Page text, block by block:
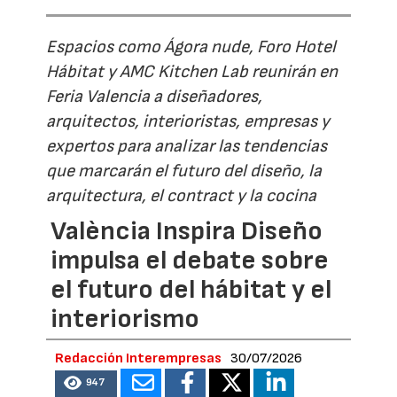
Espacios como Ágora nude, Foro Hotel
Hábitat y AMC Kitchen Lab reunirán en
Feria Valencia a diseñadores,
arquitectos, interioristas, empresas y
expertos para analizar las tendencias
que marcarán el futuro del diseño, la
arquitectura, el contract y la cocina
València Inspira Diseño
impulsa el debate sobre
el futuro del hábitat y el
interiorismo
Redacción Interempresas 30/07/2026
947